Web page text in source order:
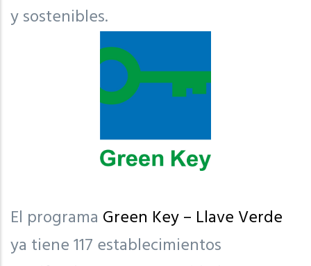
y sostenibles.
El programa Green Key – Llave Verde
ya tiene 117 establecimientos